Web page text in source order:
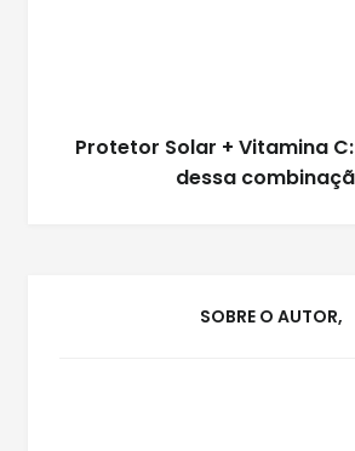
Protetor Solar + Vitamina
dessa
SOBRE O AUTOR,